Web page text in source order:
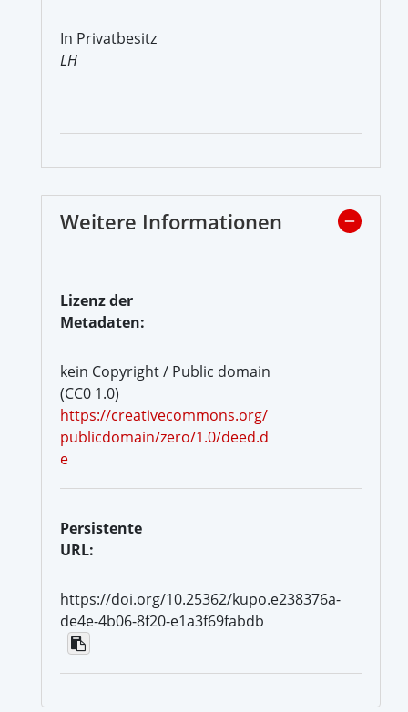
In Privatbesitz
LH
Weitere Informationen
Lizenz der
Metadaten:
kein Copyright / Public domain
(CC0 1.0)
https://creativecommons.org/
publicdomain/zero/1.0/deed.d
e
Persistente
URL:
https://doi.org/10.25362/kupo.e238376a-
de4e-4b06-8f20-e1a3f69fabdb